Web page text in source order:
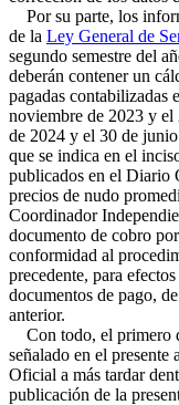
Por su parte, los
de la Ley General de
segundo semestre del
deberán contener un
pagadas contabilizadas
noviembre de 2023 y el
de 2024 y el 30 de
que se indica en el
publicados en el Diario
precios de nudo
Coordinador
documento de cobro
conformidad al
precedente, para
documentos de pago,
anterior.
Con todo, el primero
señalado en el
Oficial a más tardar
publicación de la